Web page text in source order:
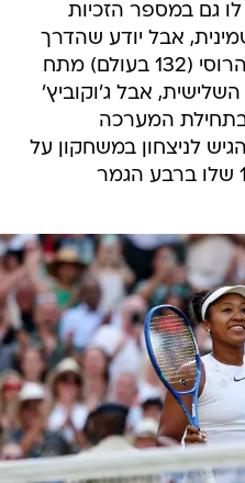
גם במספר הזכיות
אבל יודע שהדרך
לשם עוד ארוכה. סאפיולין הרוסי (132 בעולם) מתח
אבל ג'וקוביץ'
בתחילת המערכה
לניצחון במשחקון על
האפס. זו תהיה הפעם ה-17 שלו ברבע הגמר